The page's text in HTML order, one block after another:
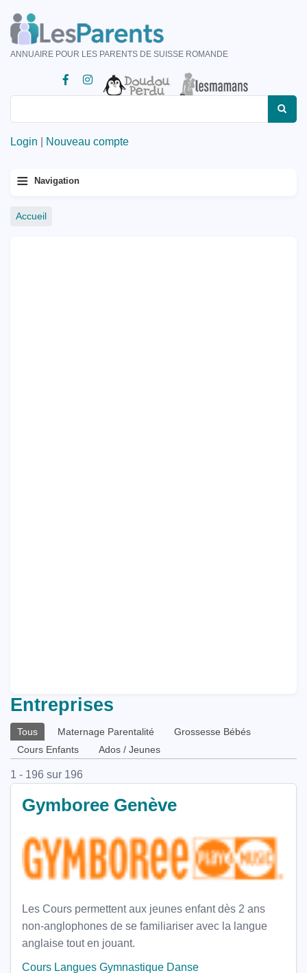
au
contenu
principal
ANNUAIRE POUR LES PARENTS DE SUISSE ROMANDE
Login Nouveau compte
Menu
≡ Navigation
Fil
Accueil
Entreprises
Onglets
principaux
Tous Maternage Parentalité
Grossesse Bébés
Cours Enfants
Ados / Jeunes
1 - 196 sur 196
Gymboree Genève
Les Cours permettent aux jeunes enfant dès 2 ans
non-anglophones de se familiariser avec la langue
anglaise tout en jouant.
Cours Langues Gymnastique Danse